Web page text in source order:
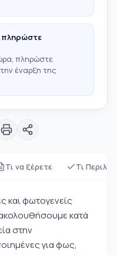
Τι να ξέρετε Τι
και φωτογενείς
κατά
στην
για φως,
πληρώστε
πληρώστε
έναρξη της